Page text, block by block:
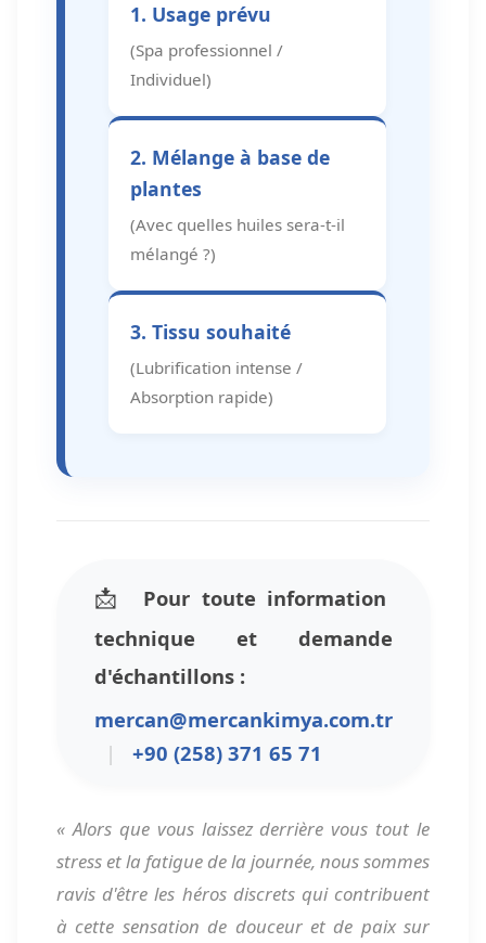
1. Usage prévu
(Spa professionnel /
Individuel)
2. Mélange à base de
plantes
(Avec quelles huiles sera-t-il
mélangé ?)
3. Tissu souhaité
(Lubrification intense /
Absorption rapide)
📩
Pour toute information
technique et demande
d'échantillons :
mercan@mercankimya.com.tr
|
+90 (258) 371 65 71
« Alors que vous laissez derrière vous tout le
stress et la fatigue de la journée, nous sommes
ravis d'être les héros discrets qui contribuent
à cette sensation de douceur et de paix sur